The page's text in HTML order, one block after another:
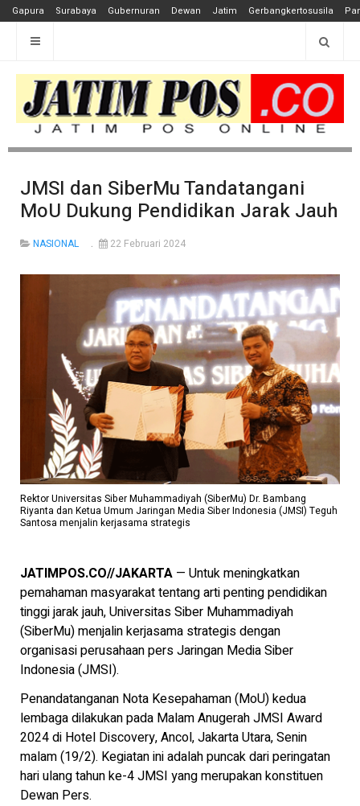
Gapura Surabaya Gubernuran Dewan Jatim Gerbangkertosusila
JMSI dan SiberMu Tandatangani
MoU Dukung Pendidikan Jarak Jauh
NASIONAL 22 Februari 2024
Rektor Universitas Siber Muhammadiyah (SiberMu) Dr. Bambang
Riyanta dan Ketua Umum Jaringan Media Siber Indonesia (JMSI) Teguh
Santosa menjalin kerjasama strategis
JATIMPOS.CO//JAKARTA — Untuk meningkatkan
pemahaman masyarakat tentang arti penting pendidikan
tinggi jarak jauh, Universitas Siber Muhammadiyah
(SiberMu) menjalin kerjasama strategis dengan
organisasi perusahaan pers Jaringan Media Siber
Indonesia (JMSI).
Penandatanganan Nota Kesepahaman (MoU) kedua
lembaga dilakukan pada Malam Anugerah JMSI Award
2024 di Hotel Discovery, Ancol, Jakarta Utara, Senin
malam (19/2). Kegiatan ini adalah puncak dari peringatan
hari ulang tahun ke-4 JMSI yang merupakan konstituen
Dewan Pers.